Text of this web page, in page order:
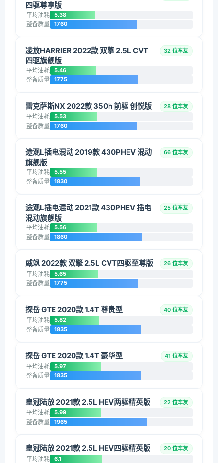
四驱尊享版
平均油耗 5.38
整备质量 1760
凌放HARRIER 2022款 双擎 2.5L CVT
四驱旗舰版
32 位车友
平均油耗 5.46
整备质量 1775
雷克萨斯NX 2022款 350h 前驱 创悦版 28 位车友
平均油耗 5.53
整备质量 1760
途观L插电混动 2019款 430PHEV 混动
旗舰版
66 位车友
平均油耗 5.55
整备质量 1830
途观L插电混动 2021款 430PHEV 插电
混动旗舰版
25 位车友
平均油耗 5.56
整备质量 1860
威飒 2022款 双擎 2.5L CVT四驱至尊版 26 位车友
平均油耗 5.65
整备质量 1775
探岳 GTE 2020款 1.4T 尊贵型 40 位车友
平均油耗 5.82
整备质量 1835
探岳 GTE 2020款 1.4T 豪华型 41 位车友
平均油耗 5.97
整备质量 1835
皇冠陆放 2021款 2.5L HEV两驱精英版 22 位车友
平均油耗 5.99
整备质量 1965
皇冠陆放 2021款 2.5L HEV四驱精英版 20 位车友
平均油耗 6.1